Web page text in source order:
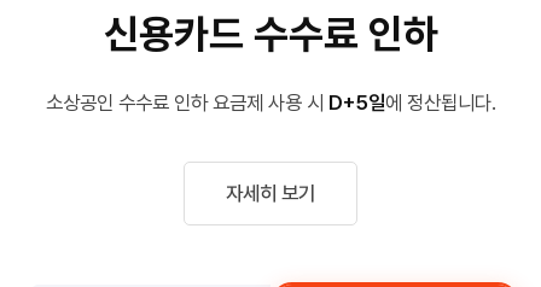
신용카드 수수료 인하
소상공인 수수료 인하 요금제 사용 시 D+5일에 정산됩니다.
자세히 보기